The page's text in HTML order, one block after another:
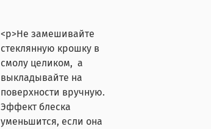
<p>Не замешивайте
стеклянную крошку в
смолу целиком, а
выкладывайте на
поверхности вручную.
Эффект блеска
уменьшится, если она